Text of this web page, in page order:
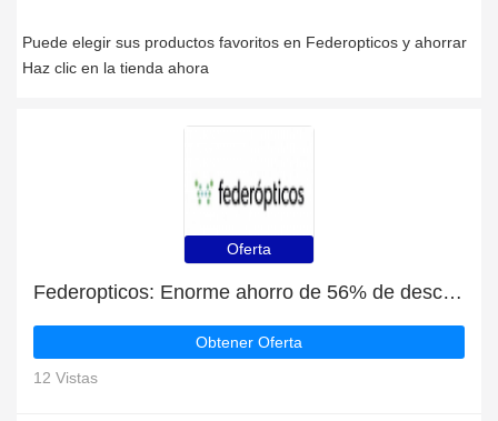
Puede elegir sus productos favoritos en Federopticos y ahorrar
Haz clic en la tienda ahora
Oferta
Federopticos: Enorme ahorro de 56% de descuento en toda la web sólo durante este mes
Obtener Oferta
12 Vistas